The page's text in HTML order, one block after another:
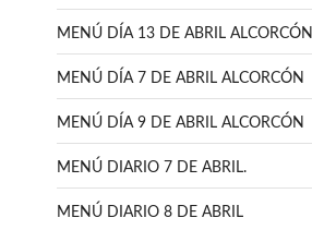
MENÚ DÍA 13 DE ABRIL ALCORCÓN
MENÚ DÍA 7 DE ABRIL ALCORCÓN
MENÚ DÍA 9 DE ABRIL ALCORCÓN
MENÚ DIARIO 7 DE ABRIL.
MENÚ DIARIO 8 DE ABRIL